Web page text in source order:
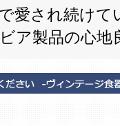
愛され続けて
ア製品の心